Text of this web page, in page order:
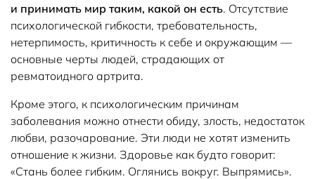
и принимать мир таким, какой он есть. Отсутствие
психологической гибкости, требовательность,
нетерпимость, критичность к себе и окружающим —
основные черты людей, страдающих от
ревматоидного артрита.
Кроме этого, к психологическим причинам
заболевания можно отнести обиду, злость, недостаток
любви, разочарование. Эти люди не хотят изменить
отношение к жизни. Здоровье как будто говорит:
«Стань более гибким. Оглянись вокруг. Выпрямись».